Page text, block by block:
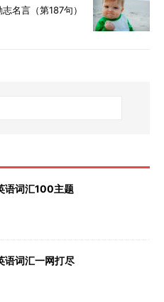
名言（第187句）
语词汇100主题
语词汇一网打尽